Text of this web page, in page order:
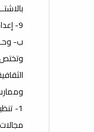
9- إعداد الإحصاءات والبيانات الخاصة بالطلاب.
ب‌-
1-